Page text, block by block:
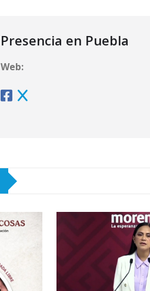
Presencia en Puebla
Web: